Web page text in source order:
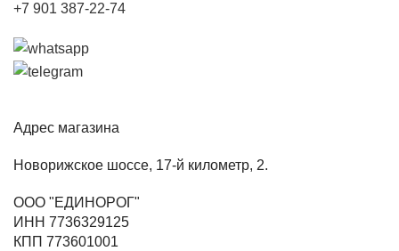
+7 901 387-22-74
Адрес магазина
Новорижское шоссе, 17-й километр, 2.
ООО "ЕДИНОРОГ"
ИНН 7736329125
КПП 773601001